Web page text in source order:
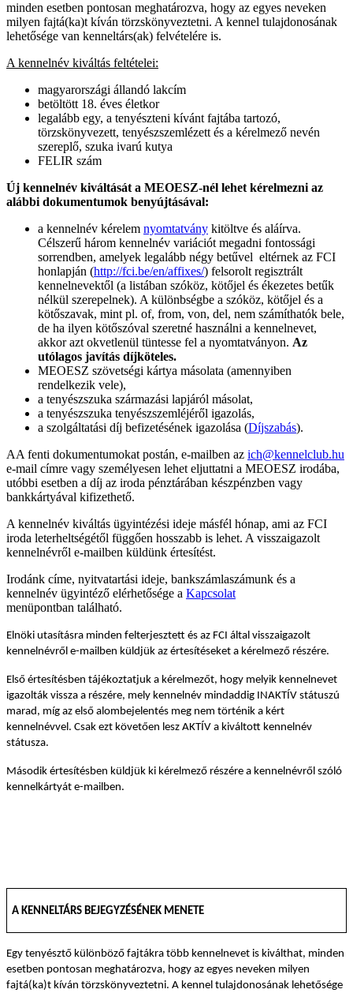
minden esetben pontosan meghatározva, hogy az egyes neveken
milyen fajtá(ka)t kíván törzskönyveztetni. A kennel tulajdonosának
lehetősége van kenneltárs(ak) felvételére is.
A kennelnév kiváltás feltételei:
magyarországi állandó lakcím
betöltött 18. éves életkor
legalább egy, a tenyészteni kívánt fajtába tartozó,
törzskönyvezett, tenyészszemlézett és a kérelmező nevén
szereplő, szuka ivarú kutya
FELIR szám
Új kennelnév kiváltását a MEOESZ-nél lehet kérelmezni az
alábbi dokumentumok benyújtásával:
a kennelnév kérelem nyomtatvány kitöltve és aláírva.
Célszerű három kennelnév variációt megadni fontossági
sorrendben, amelyek legalább négy betűvel eltérnek az FCI
honlapján (http://fci.be/en/affixes/) felsorolt regisztrált
kennelnevektől (a listában szóköz, kötőjel és ékezetes betűk
nélkül szerepelnek). A különbségbe a szóköz, kötőjel és a
kötőszavak, mint pl. of, from, von, del, nem számíthatók bele,
de ha ilyen kötőszóval szeretné használni a kennelnevet,
akkor azt okvetlenül tüntesse fel a nyomtatványon. Az
utólagos javítás díjköteles.
MEOESZ szövetségi kártya másolata (amennyiben
rendelkezik vele),
a tenyészszuka származási lapjáról másolat,
a tenyészszuka tenyészszemléjéről igazolás,
a szolgáltatási díj befizetésének igazolása (Díjszabás).
AA fenti dokumentumokat postán, e-mailben az ich@kennelclub.hu
e-mail címre vagy személyesen lehet eljuttatni a MEOESZ irodába,
utóbbi esetben a díj az iroda pénztárában készpénzben vagy
bankkártyával kifizethető.
A kennelnév kiváltás ügyintézési ideje másfél hónap, ami az FCI
iroda leterheltségétől függően hosszabb is lehet. A visszaigazolt
kennelnévről e-mailben küldünk értesítést.
Irodánk címe, nyitvatartási ideje, bankszámlaszámunk és a
kennelnév ügyintéző elérhetősége a Kapcsolat
menüpontban található.
Elnöki utasításra minden felterjesztett és az FCI által visszaigazolt
kennelnévről e-mailben küldjük az értesítéseket a kérelmező részére.
Első értesítésben tájékoztatjuk a kérelmezőt, hogy melyik kennelnevet
igazolták vissza a részére, mely kennelnév mindaddig INAKTÍV státuszú
marad, míg az első alombejelentés meg nem történik a kért
kennelnévvel. Csak ezt követően lesz AKTÍV a kiváltott kennelnév
státusza.
Második értesítésben küldjük ki kérelmező részére a kennelnévről szóló
kennelkártyát e-mailben.
A KENNELTÁRS BEJEGYZÉSÉNEK MENETE
Egy tenyésztő különböző fajtákra több kennelnevet is kiválthat, minden
esetben pontosan meghatározva, hogy az egyes neveken milyen
fajtá(ka)t kíván törzskönyveztetni. A kennel tulajdonosának lehetősége